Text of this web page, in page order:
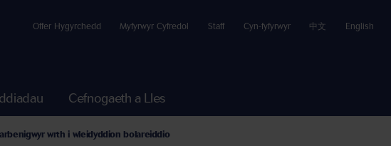
Offer Hygyrchedd Myfyrwyr Cyfredol Staff Cyn-fyfyrwyr 中文 English
Cefnogaeth a Lles
wrth i wleidyddion bolareiddio